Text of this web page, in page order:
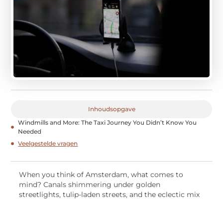
Inhoudsopgave
Windmills and More: The Taxi Journey You Didn’t Know You
Needed
Veelgestelde vragen
When you think of Amsterdam, what comes to
mind? Canals shimmering under golden
streetlights, tulip-laden streets, and the eclectic mix